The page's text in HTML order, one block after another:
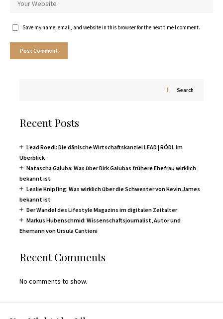
Save my name, email, and website in this browser for the next time I comment.
Search
Recent Posts
Lead Roedl: Die dänische Wirtschaftskanzlei LEAD | RÖDL im
Überblick
Natascha Galuba: Was über Dirk Galubas frühere Ehefrau wirklich
bekannt ist
Leslie Knipfing: Was wirklich über die Schwester von Kevin James
bekannt ist
Der Wandel des Lifestyle Magazins im digitalen Zeitalter
Markus Hubenschmid: Wissenschaftsjournalist, Autor und
Ehemann von Ursula Cantieni
Recent Comments
No comments to show.